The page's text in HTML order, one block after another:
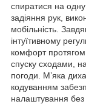
спиратися на одну
задіяння рук,
мобільність.
інтуїтивному
комфорт протягом
спуску сходами,
погоди. М’яка
кодуванням
налаштування без